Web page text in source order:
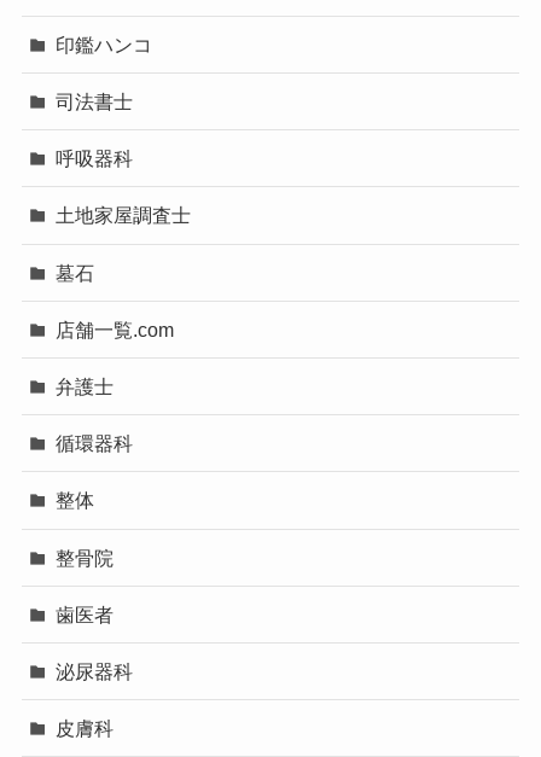
印鑑ハンコ
司法書士
呼吸器科
土地家屋調査士
墓石
店舗一覧.com
弁護士
循環器科
整体
整骨院
歯医者
泌尿器科
皮膚科